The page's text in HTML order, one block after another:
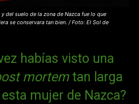
del suelo de la zona de Nazca fue lo que
se conservara tan bien. / Foto: El Sol de
habías visto una
mortemtan larga
mujer de Nazca?